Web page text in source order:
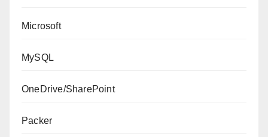
Microsoft
MySQL
OneDrive/SharePoint
Packer